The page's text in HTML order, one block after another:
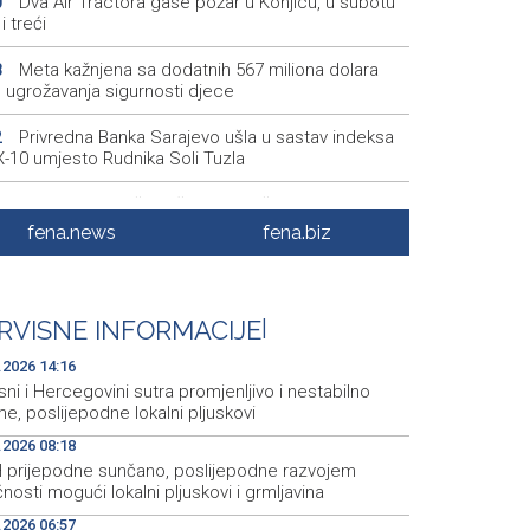
treći
Meta kažnjena sa dodatnih 567 miliona dolara
ugrožavanja sigurnosti djece
Privredna Banka Sarajevo ušla u sastav indeksa
10 umjesto Rudnika Soli Tuzla
Oko 150 izlagača stiže u Gradačac na 53.
sajam šljive
Goražde residents protest over repeated water
fena.news fena.biz
INFORMACIJE|
14:16
i Hercegovini sutra promjenljivo i nestabilno
poslijepodne lokalni pljuskovi
08:18
prijepodne sunčano, poslijepodne razvojem
mogući lokalni pljuskovi i grmljavina
06:57